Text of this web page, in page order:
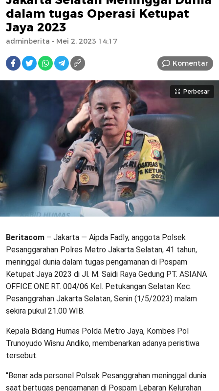
dalam tugas Operasi Ketupat
Jaya 2023
adminberita - Mei 2, 2023 14:17
Komentar
Perbesar
Beritacom – Jakarta — Aipda Fadly, anggota Polsek
Pesanggarahan Polres Metro Jakarta Selatan, 41 tahun,
meninggal dunia dalam tugas pengamanan di Pospam
Ketupat Jaya 2023 di Jl. M. Saidi Raya Gedung PT. ASIANA
OFFICE ONE RT. 004/06 Kel. Petukangan Selatan Kec.
Pesanggrahan Jakarta Selatan, Senin (1/5/2023) malam
sekira pukul 21.00 WIB.
Kepala Bidang Humas Polda Metro Jaya, Kombes Pol
Trunoyudo Wisnu Andiko, membenarkan adanya peristiwa
tersebut.
“Benar ada personel Polsek Pesanggrahan meninggal dunia
saat bertugas pengamanan di Pospam Lebaran Kelurahan